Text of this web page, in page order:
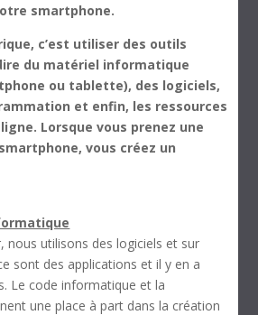
smartphone.
c’est utiliser des outils
du matériel informatique
ou tablette), des logiciels,
et enfin, les ressources
Lorsque vous prenez une
vous créez un
nous utilisons des logiciels et sur
sont des applications et il y en a
Le code informatique et la
une place à part dans la création